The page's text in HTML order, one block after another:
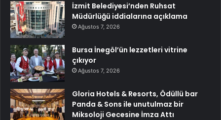
İzmit Belediyesi’nden Ruhsat
Müdürlüğü iddialarına açıklama
Ağustos 7, 2026
Bursa İnegöl’ün lezzetleri vitrine
çıkıyor
Ağustos 7, 2026
Gloria Hotels & Resorts, Ödüllü bar
Panda & Sons ile unutulmaz bir
Miksoloji Gecesine İmza Attı